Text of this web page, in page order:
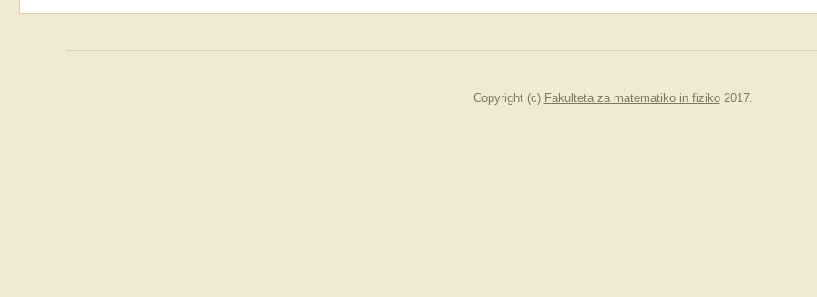
Copyright (c) Fakulteta za matematiko in fiziko2017.